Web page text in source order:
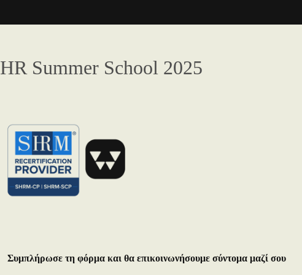
HR Summer School 2025
Συμπλήρωσε τη φόρμα και θα επικοινωνήσουμε σύντομα μαζί σου